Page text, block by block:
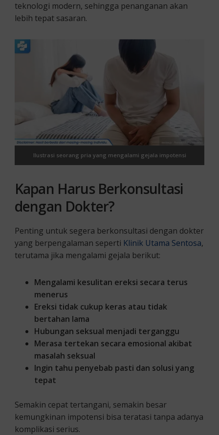
teknologi modern, sehingga penanganan akan
lebih tepat sasaran.
Ilustrasi seorang pria yang mengalami gejala impotensi
Kapan Harus Berkonsultasi
dengan Dokter?
Penting untuk segera berkonsultasi dengan dokter
yang berpengalaman seperti Klinik Utama Sentosa,
terutama jika mengalami gejala berikut:
Mengalami kesulitan ereksi secara terus
menerus
Ereksi tidak cukup keras atau tidak
bertahan lama
Hubungan seksual menjadi terganggu
Merasa tertekan secara emosional akibat
masalah seksual
Ingin tahu penyebab pasti dan solusi yang
tepat
Semakin cepat tertangani, semakin besar
kemungkinan impotensi bisa teratasi tanpa adanya
komplikasi serius.